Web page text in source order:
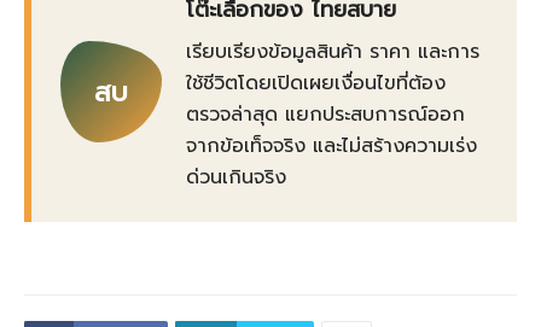
สบ
โต๊ะเลือกของ ไทยสบาย
เรียบเรียงข้อมูลสินค้า ราคา และการ
ใช้ชีวิตโดยเปิดเผยเงื่อนไขที่ต้อง
ตรวจล่าสุด แยกประสบการณ์ออก
จากข้อเท็จจริง และไม่สร้างความเร่ง
ด่วนเกินจริง